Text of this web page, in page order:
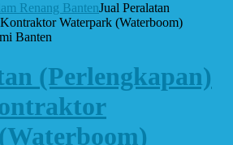
Renang BantenJual Peralatan
Waterpark (Waterboom)
Banten
(Perlengkapan)